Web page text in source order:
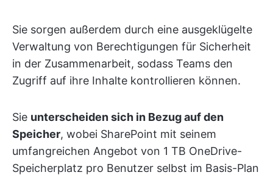
Sie sorgen außerdem durch eine ausgeklügelte
Verwaltung von Berechtigungen für Sicherheit
in der Zusammenarbeit, sodass Teams den
Zugriff auf ihre Inhalte kontrollieren können.
Sie unterscheiden sich in Bezug auf den
Speicher, wobei SharePoint mit seinem
umfangreichen Angebot von 1 TB OneDrive-
Speicherplatz pro Benutzer selbst im Basis-Plan